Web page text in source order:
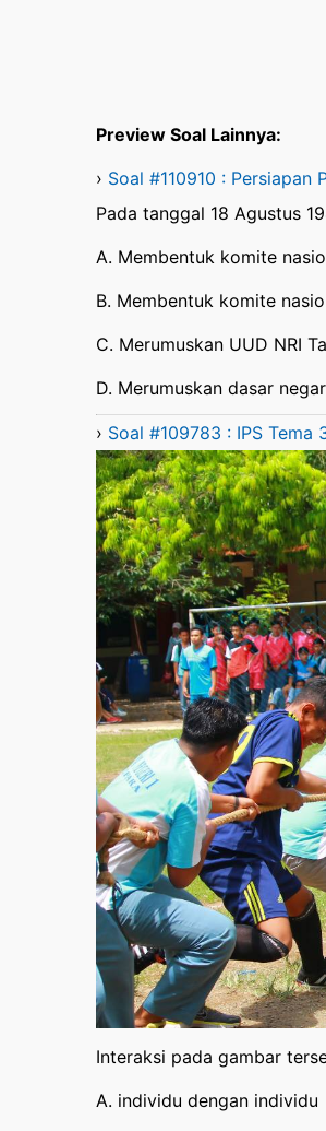
Preview Soal Lainnya:
› Soal #110910 : Persiapan
Pada tanggal 18 Agustus
A. Membentuk komite
B. Membentuk komite
C. Merumuskan UUD NRI
D. Merumuskan dasar
› Soal #109783 : IPS Tema
Interaksi pada gambar
A. individu dengan individu